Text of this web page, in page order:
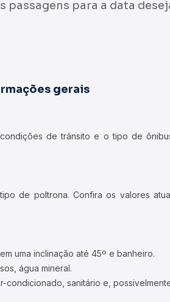
passagens para a data
gerais
de trânsito e o tipo de
de poltrona. Confira os valores
uma inclinação até 45º e banheiro.
água mineral.
condicionado, sanitário e,